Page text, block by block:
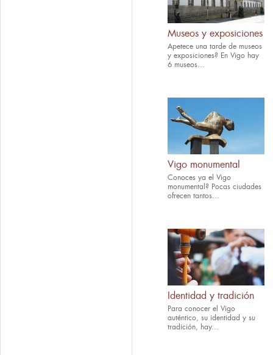
Museos y exposiciones
Apetece una tarde de museos
y exposiciones? En Vigo hay
6 museos...
Vigo monumental
Conoces ya el Vigo
monumental? Pocas ciudades
ofrecen tantos...
Identidad y tradición
Para conocer el Vigo
auténtico, su identidad y su
tradición, hay...